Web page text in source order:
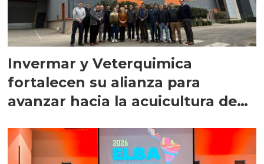
Invermar y Veterquimica
fortalecen su alianza para
avanzar hacia la acuicultura de